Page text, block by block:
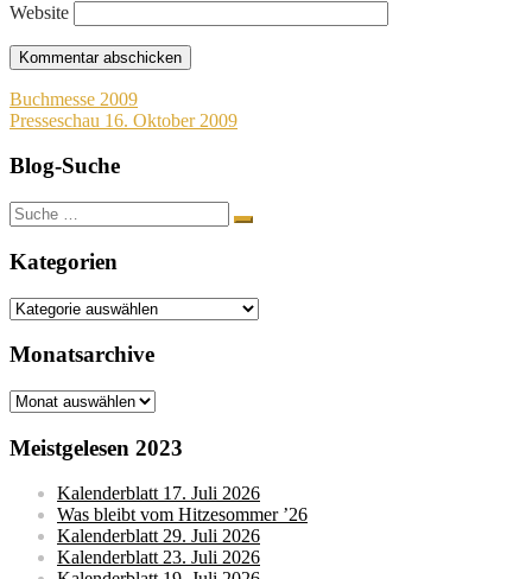
Website
Beitragsnavigation
Buchmesse 2009
Presseschau 16. Oktober 2009
Blog-Suche
Suche
nach:
Kategorien
Kategorien
Monatsarchive
Monatsarchive
Meistgelesen 2023
Kalenderblatt 17. Juli 2026
Was bleibt vom Hitzesommer ’26
Kalenderblatt 29. Juli 2026
Kalenderblatt 23. Juli 2026